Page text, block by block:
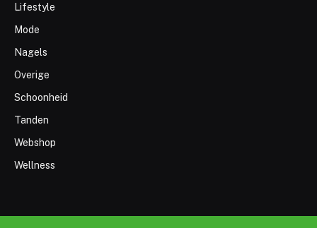
Lifestyle
Mode
Nagels
Overige
Schoonheid
Tanden
Webshop
Wellness